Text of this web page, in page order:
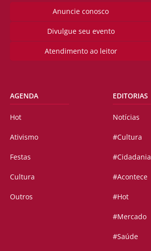
Anuncie conosco
Divulgue seu evento
Atendimento ao leitor
AGENDA
Hot
Ativismo
Festas
Cultura
Outros
EDITORIAS
Notícias
#Cultura
#Cidadania
#Acontece
#Hot
#Mercado
#Saúde